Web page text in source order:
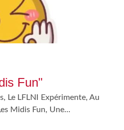
Fun"
Le LFLNI Expérimente, Au
Midis Fun, Une...